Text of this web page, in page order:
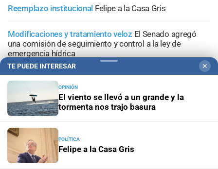
Reemplazo institucional Felipe a la Casa Gris
Modificaciones y tratamiento veloz El Senado agregó
una comisión de seguimiento y control a la ley de
emergencia hídrica
+Área Metropolitana
TE PUEDE INTERESAR ✕
OPINIÓN
El viento se llevó a un grande y la
tormenta nos trajo basura
POLÍTICA
Felipe a la Casa Gris